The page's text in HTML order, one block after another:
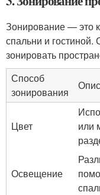
Зонирование — это
спальни и гостиной.
зонировать
Способ
зонирования
Цвет
или
Освещение